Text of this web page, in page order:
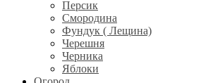
Персик
Смородина
Фундук ( Лещина)
Черешня
Черника
Яблоки